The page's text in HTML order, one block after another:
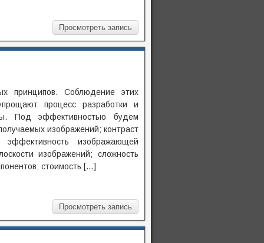
Просмотреть запись
принципов. Соблюдение этих
процесс разработки и
Под эффективностью будем
изображений; контраст
изображающей
изображений; сложность
стоимость […]
Просмотреть запись